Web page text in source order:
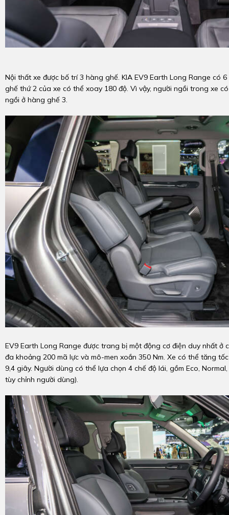
Nội thất xe được bố trí 3 hàng ghế. KIA EV9 Earth Long Range có
ghế thứ 2 của xe có thể xoay 180 độ. Vì vậy, người ngồi trong xe
ngồi ở hàng ghế 3.
EV9 Earth Long Range được trang bị một động cơ điện duy nhất ở
đa khoảng 200 mã lực và mô-men xoắn 350 Nm. Xe có thể tăng
9,4 giây. Người dùng có thể lựa chọn 4 chế độ lái, gồm Eco,
tùy chỉnh người dùng).